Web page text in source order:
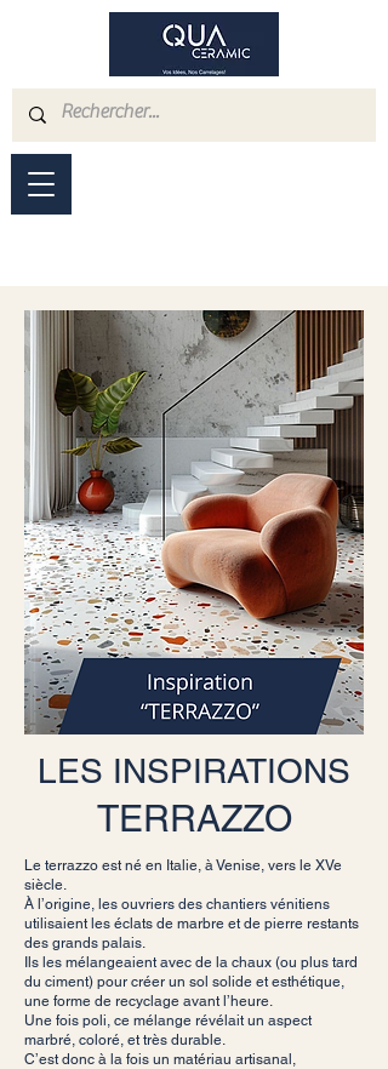
LES INSPIRATIONS
TERRAZZO
Le terrazzo est né en Italie, à Venise, vers le XVe
siècle.
À l’origine, les ouvriers des chantiers vénitiens
utilisaient les éclats de marbre et de pierre restants
des grands palais.
Ils les mélangeaient avec de la chaux (ou plus tard
du ciment) pour créer un sol solide et esthétique,
une forme de recyclage avant l’heure.
Une fois poli, ce mélange révélait un aspect
marbré, coloré, et très durable.
C’est donc à la fois un matériau artisanal,